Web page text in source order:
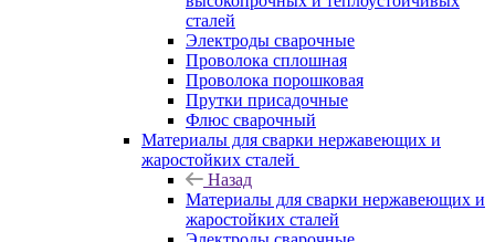
сталей
Электроды сварочные
Проволока сплошная
Проволока порошковая
Прутки присадочные
Флюс сварочный
Материалы для сварки нержавеющих и
жаростойких сталей
Назад
Материалы для сварки нержавеющих и
жаростойких сталей